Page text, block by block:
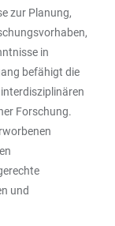
zur Planung,
in
befähigt die
Forschung.
und